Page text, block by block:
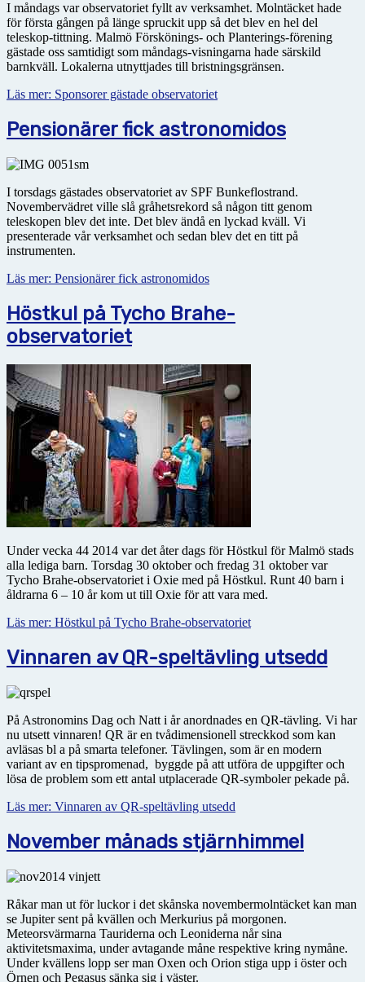
I måndags var observatoriet fyllt av verksamhet. Molntäcket hade
för första gången på länge spruckit upp så det blev en hel del
teleskop-tittning. Malmö Förskönings- och Planterings-förening
gästade oss samtidigt som måndags-visningarna hade särskild
barnkväll. Lokalerna utnyttjades till bristningsgränsen.
Läs mer: Sponsorer gästade observatoriet
Pensionärer fick astronomidos
I torsdags gästades observatoriet av SPF Bunkeflostrand.
Novembervädret ville slå gråhetsrekord så någon titt genom
teleskopen blev det inte. Det blev ändå en lyckad kväll. Vi
presenterade vår verksamhet och sedan blev det en titt på
instrumenten.
Läs mer: Pensionärer fick astronomidos
Höstkul på Tycho Brahe-
observatoriet
Under vecka 44 2014 var det åter dags för Höstkul för Malmö stads
alla lediga barn. Torsdag 30 oktober och fredag 31 oktober var
Tycho Brahe-observatoriet i Oxie med på Höstkul. Runt 40 barn i
åldrarna 6 – 10 år kom ut till Oxie för att vara med.
Läs mer: Höstkul på Tycho Brahe-observatoriet
Vinnaren av QR-speltävling utsedd
På Astronomins Dag och Natt i år anordnades en QR-tävling. Vi har
nu utsett vinnaren! QR är en tvådimensionell streckkod som kan
avläsas bl a på smarta telefoner. Tävlingen, som är en modern
variant av en tipspromenad, byggde på att utföra de uppgifter och
lösa de problem som ett antal utplacerade QR-symboler pekade på.
Läs mer: Vinnaren av QR-speltävling utsedd
November månads stjärnhimmel
Råkar man ut för luckor i det skånska novembermolntäcket kan man
se Jupiter sent på kvällen och Merkurius på morgonen.
Meteorsvärmarna Tauriderna och Leoniderna når sina
aktivitetsmaxima, under avtagande måne respektive kring nymåne.
Under kvällens lopp ser man Oxen och Orion stiga upp i öster och
Örnen och Pegasus sänka sig i väster.